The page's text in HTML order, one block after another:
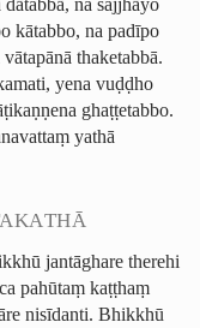
na sajjhāyo
kātabbo, na padīpo
thaketabbā.
yena vuḍḍho
ghaṭṭetabbo.
yathā
jantāghare therehi
pahūtaṃ kaṭṭhaṃ
nisīdanti. Bhikkhū